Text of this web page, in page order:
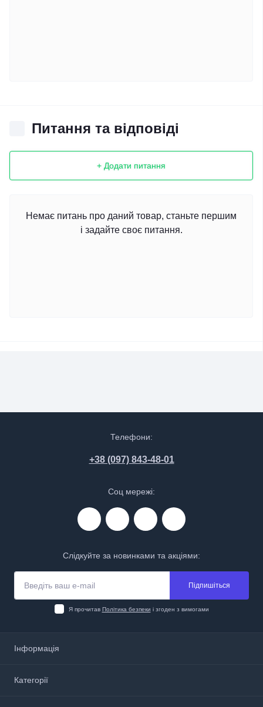
Питання та відповіді
+ Додати питання
Немає питань про даний товар, станьте першим
і задайте своє питання.
Телефони:
+38 (097) 843-48-01
Соц мережі:
Слідкуйте за новинками та акціями:
Підпишіться
Я прочитав Політика безпеки і згоден з вимогами
Інформація
Доставка і оплата
Категорії